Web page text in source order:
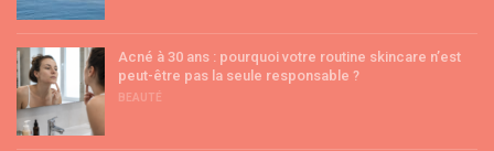
Acné à 30 ans : pourquoi votre routine skincare n’est
peut-être pas la seule responsable ?
BEAUTÉ